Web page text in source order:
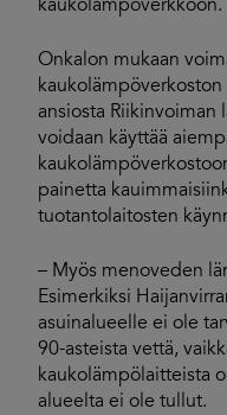
kaukolämpöverkkoon.
Onkalon mukaan
ansiosta Riikinvoiman
voidaan käyttää
painetta
tuotantolaitosten
– Myös menoveden
Esimerkiksi
asuinalueelle ei ole
90-asteista vettä,
kaukolämpölaitteista
alueelta ei ole tullut.